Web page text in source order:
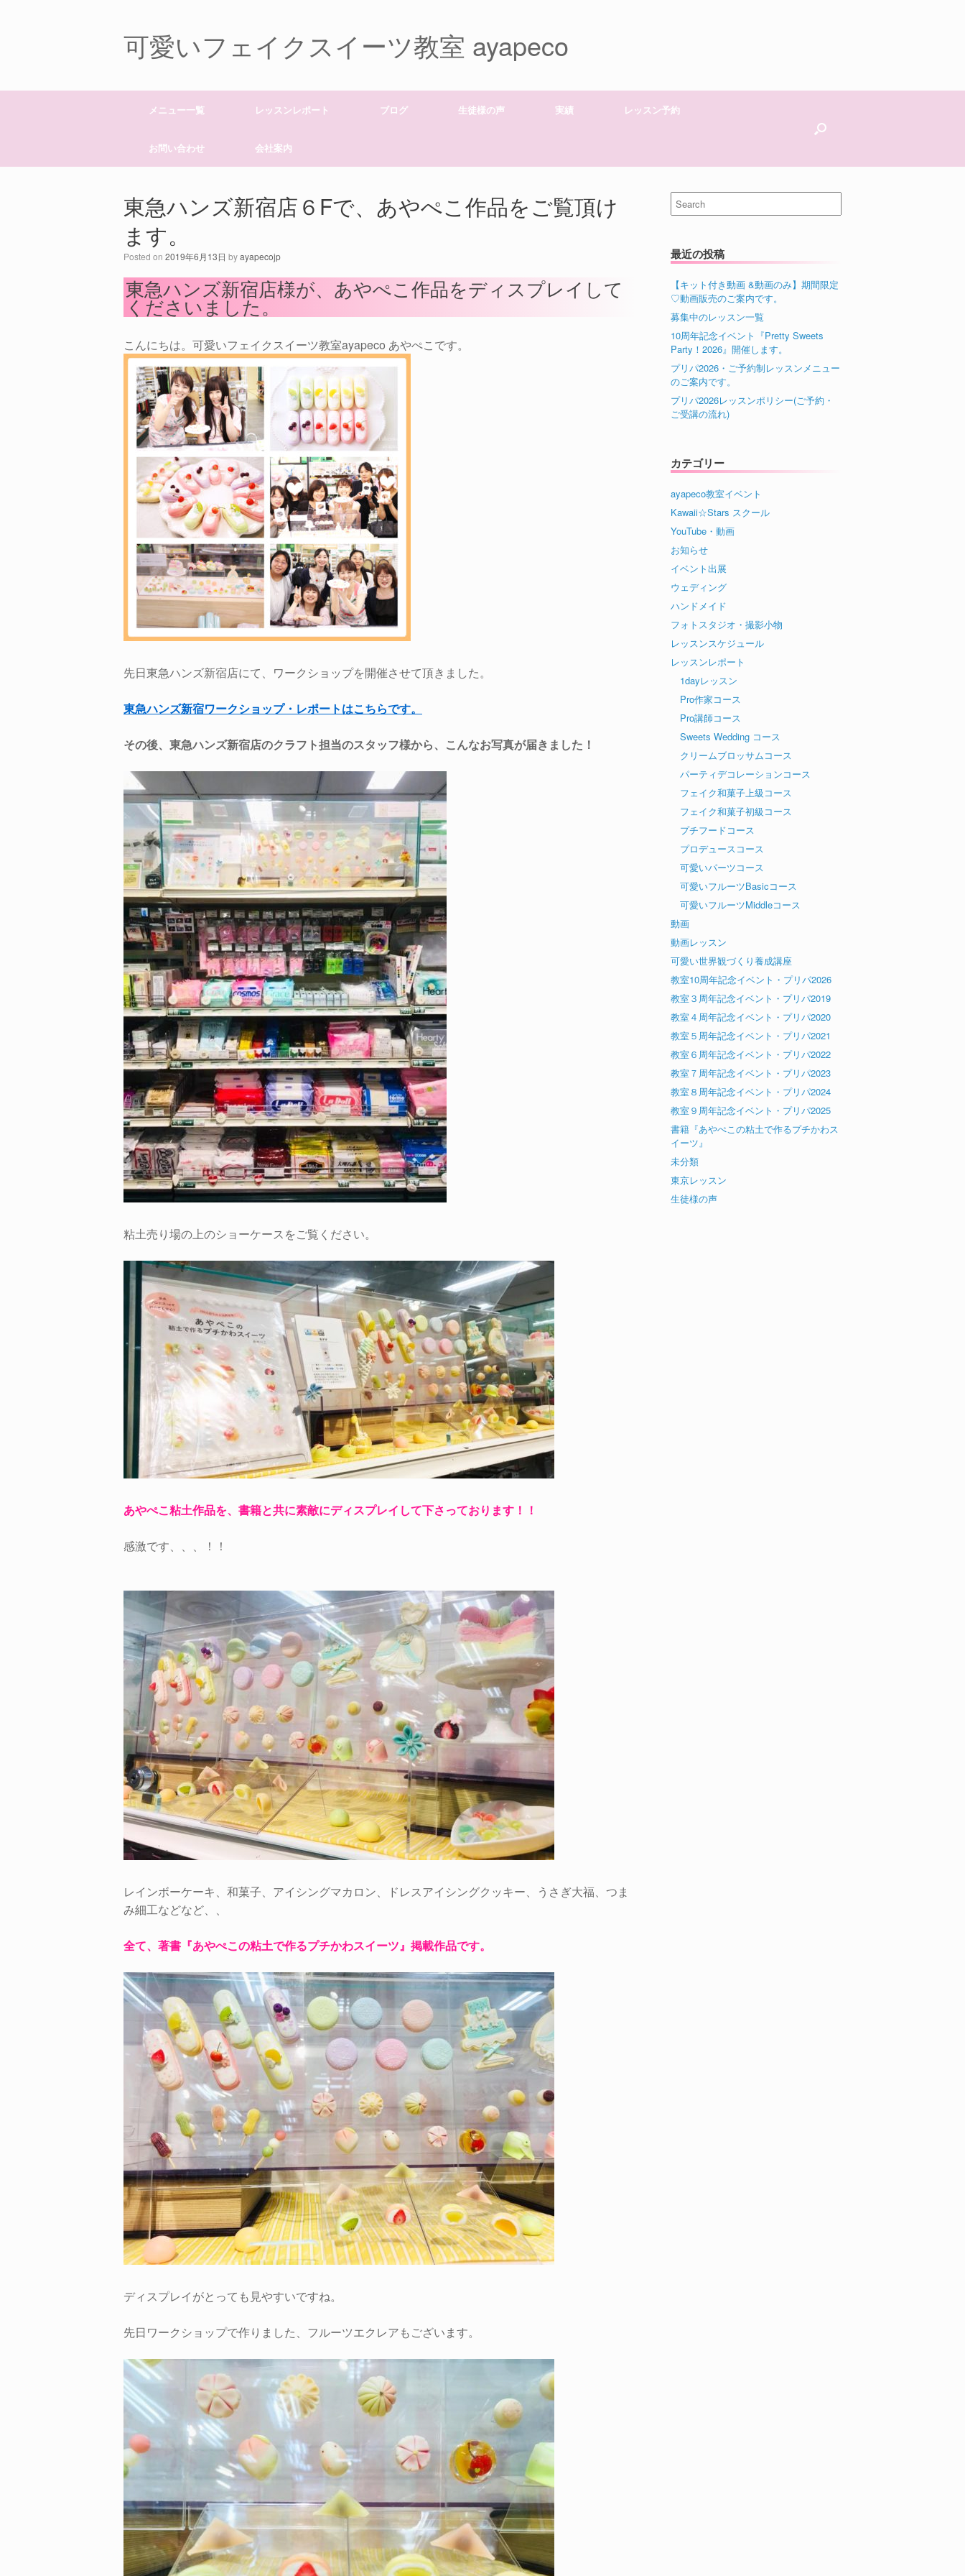
可愛いフェイクスイーツ教室 ayapeco
メニュー一覧 レッスンレポート ブログ 生徒様の声 実績 レッスン予約
お問い合わせ 会社案内
東急ハンズ新宿店６Fで、あやぺこ作品をご覧頂け
ます。
Posted on 2019年6月13日 byayapecojp
東急ハンズ新宿店様が、あやぺこ作品をディスプレイして
くださいました。
こんにちは。可愛いフェイクスイーツ教室ayapeco あやぺこです。
先日東急ハンズ新宿店にて、ワークショップを開催させて頂きました。
東急ハンズ新宿ワークショップ・レポートはこちらです。
その後、東急ハンズ新宿店のクラフト担当のスタッフ様から、こんなお写真が届きました！
粘土売り場の上のショーケースをご覧ください。
あやぺこ粘土作品を、書籍と共に素敵にディスプレイして下さっております！！
感激です、、、！！
レインボーケーキ、和菓子、アイシングマカロン、ドレスアイシングクッキー、うさぎ大福、つま
み細工などなど、、
全て、著書『あやぺこの粘土で作るプチかわスイーツ』掲載作品です。
ディスプレイがとっても見やすいですね。
先日ワークショップで作りました、フルーツエクレアもございます。
Search
for:
最近の投稿
【キット付き動画 &動画のみ】期間限定
♡動画販売のご案内です。
募集中のレッスン一覧
10周年記念イベント『Pretty Sweets
Party！2026』開催します。
プリパ2026・ご予約制レッスンメニュー
のご案内です。
プリパ2026レッスンポリシー(ご予約・
ご受講の流れ)
カテゴリー
ayapeco教室イベント
Kawaii☆Stars スクール
YouTube・動画
お知らせ
イベント出展
ウェディング
ハンドメイド
フォトスタジオ・撮影小物
レッスンスケジュール
レッスンレポート
1dayレッスン
Pro作家コース
Pro講師コース
Sweets Wedding コース
クリームブロッサムコース
パーティデコレーションコース
フェイク和菓子上級コース
フェイク和菓子初級コース
プチフードコース
プロデュースコース
可愛いパーツコース
可愛いフルーツBasicコース
可愛いフルーツMiddleコース
動画
動画レッスン
可愛い世界観づくり養成講座
教室10周年記念イベント・プリパ2026
教室３周年記念イベント・プリパ2019
教室４周年記念イベント・プリパ2020
教室５周年記念イベント・プリパ2021
教室６周年記念イベント・プリパ2022
教室７周年記念イベント・プリパ2023
教室８周年記念イベント・プリパ2024
教室９周年記念イベント・プリパ2025
書籍『あやぺこの粘土で作るプチかわス
イーツ』
未分類
東京レッスン
生徒様の声